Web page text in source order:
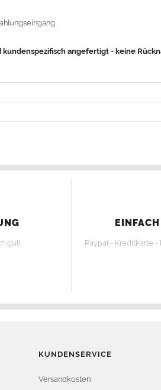
angefertigt - keine
gut! Paypal - Kreditkarte -
KUNDENSERVICE
Versandkosten